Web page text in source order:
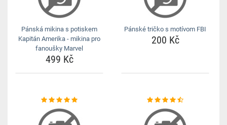
Pánská mikina s potiskem
Kapitán Amerika - mikina pro
fanoušky Marvel
499 Kč
Pánské tričko s motívom FBI
200 Kč